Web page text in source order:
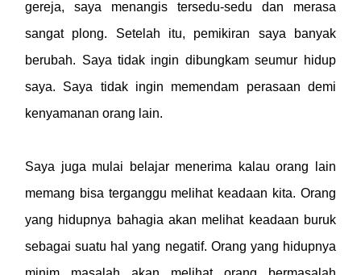
gereja, saya menangis tersedu-sedu dan merasa
sangat plong. Setelah itu, pemikiran saya banyak
berubah. Saya tidak ingin dibungkam seumur hidup
saya. Saya tidak ingin memendam perasaan demi
kenyamanan orang lain.
Saya juga mulai belajar menerima kalau orang lain
memang bisa terganggu melihat keadaan kita. Orang
yang hidupnya bahagia akan melihat keadaan buruk
sebagai suatu hal yang negatif. Orang yang hidupnya